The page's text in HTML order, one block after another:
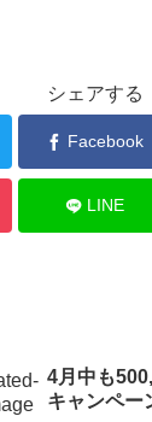
シェアする
Facebook
LINE
4月中も
キャンペー